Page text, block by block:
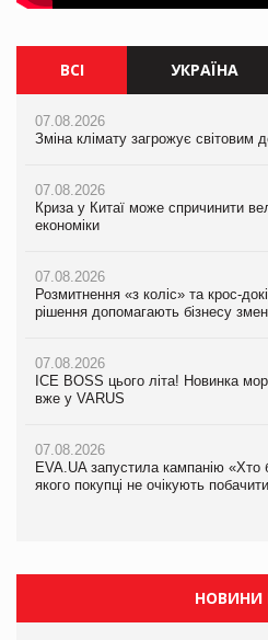
ВСІ УКРАЇНА
07.08.2026
Зміна клімату загрожує світовим
07.08.2026
Криза у Китаї може спричинити
економіки
07.08.2026
Розмитнення «з коліс» та крос-
рішення допомагають бізнесу
07.08.2026
ICE BOSS цього літа! Новинка
вже у VARUS
07.08.2026
EVA.UA запустила кампанію «Хто
якого покупці не очікують
07.08.2026
Зміна клімату загрожує світовим
07.08.2026
Криза у Китаї може спричинити
економіки
07.08.2026
Розмитнення «з коліс» та крос-
рішення допомагають бізнесу
07.08.2026
ICE BOSS цього літа! Новинка
вже у VARUS
07.08.2026
EVA.UA запустила кампанію «Хто
якого покупці не очікують
07.08.2026
Зміна клімату загрожує світовим
07.08.2026
Криза у Китаї може спричинити
економіки
07.08.2026
Kraft Heinz скоротила збиток у
Продажі Hugo Boss впали на 9%
НОВИНИ